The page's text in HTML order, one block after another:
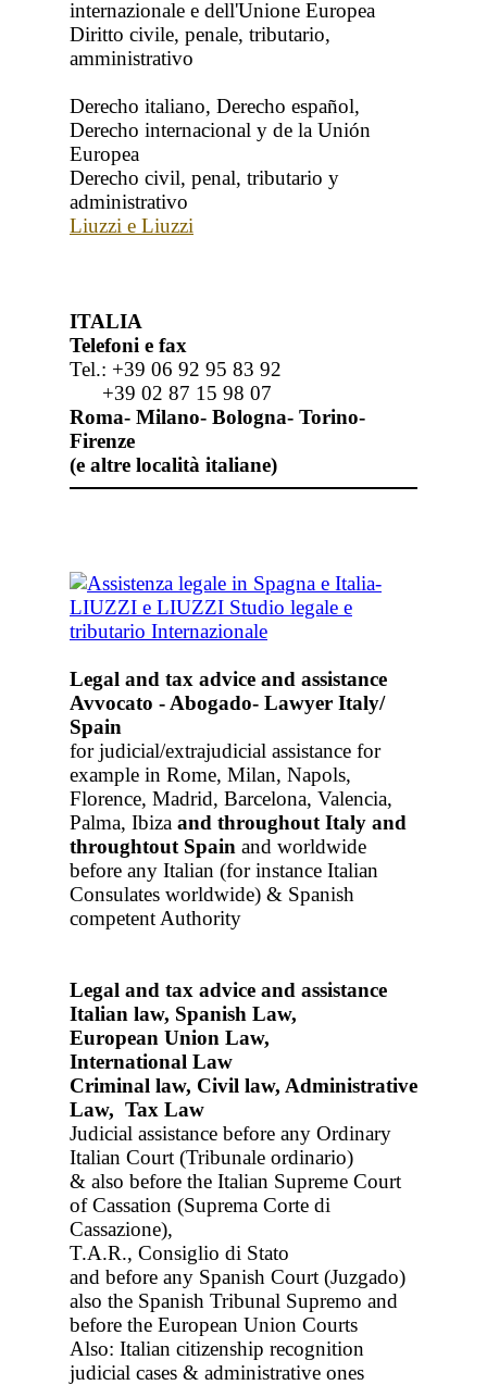
internazionale e dell'Unione Europea
Diritto civile, penale, tributario,
amministrativo
Derecho italiano, Derecho español,
Derecho internacional y de la Unión
Europea
Derecho civil, penal, tributario y
administrativo
Liuzzi e Liuzzi
ITALIA
Telefoni e fax
Tel.: +39 06 92 95 83 92
+39 02 87 15 98 07
Roma- Milano- Bologna- Torino-
Firenze
(e altre località italiane)
Legal and tax advice and assistance
Avvocato - Abogado- Lawyer Italy/
Spain
for judicial/extrajudicial assistance for
example in Rome, Milan, Napols,
Florence, Madrid, Barcelona, Valencia,
Palma, Ibiza and throughout Italy and
throughtout Spain and worldwide
before any Italian (for instance Italian
Consulates worldwide) & Spanish
competent Authority
Legal and tax advice and assistance
Italian law, Spanish Law,
European Union Law,
International Law
Criminal law, Civil law, Administrative
Law, Tax Law
Judicial assistance before any Ordinary
Italian Court (Tribunale ordinario)
& also before the Italian Supreme Court
of Cassation (Suprema Corte di
Cassazione),
T.A.R., Consiglio di Stato
and before any Spanish Court (Juzgado)
also the Spanish Tribunal Supremo and
before the European Union Courts
Also: Italian citizenship recognition
judicial cases & administrative ones